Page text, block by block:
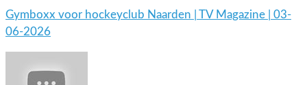
Gymboxx voor hockeyclub Naarden | TV Magazine | 03-
06-2026